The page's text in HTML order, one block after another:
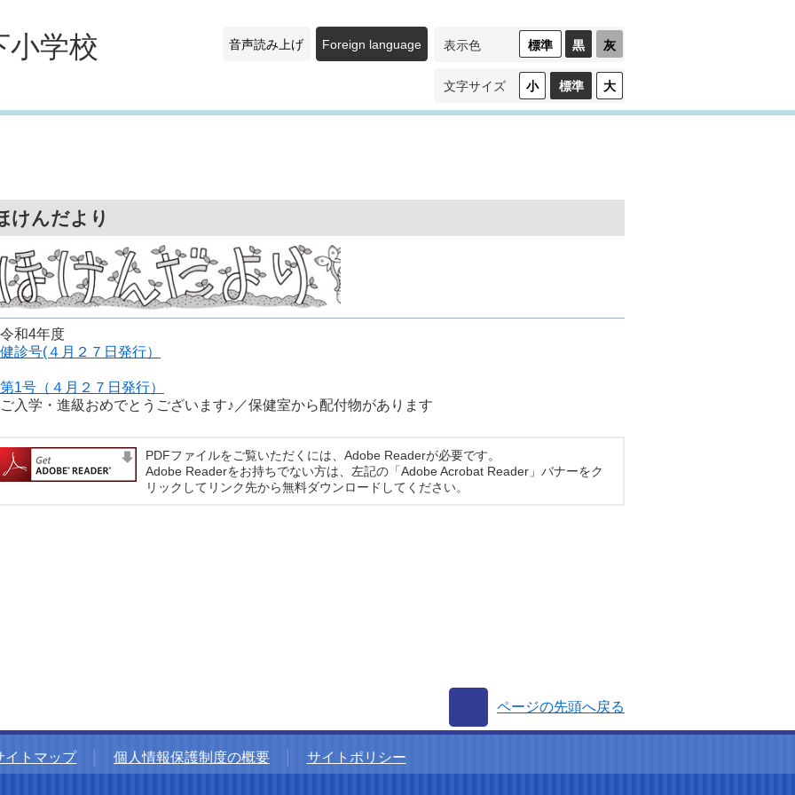
小学校 音声読み上げ Foreign language 表示色 標準 黒
（ハ
イ
ン
ト
灰
（ロ
ー
コ
ン
ト
文字サイズ 小 標準 大
けんだより
和4年度
健診号(４月２７日発行）
第1号（４月２７日発行）
学・進級おめでとうございます♪／保健室から配付物があります
PDFファイルをご覧いただくには、Adobe Readerが必要です。
Adobe Readerをお持ちでない方は、左記の「Adobe Acrobat Reader」バナーをク
リックしてリンク先から無料ダウンロードしてください。
ページの先頭へ戻る
イトマップ 個人情報保護制度の概要 サイトポリシー